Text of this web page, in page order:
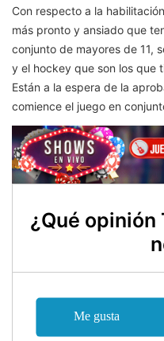
Con respecto a la
más pronto y ansiado que
conjunto de mayores de 11,
y el hockey que son los que
Están a la espera de la
comience el juego en
¿Qué opinión